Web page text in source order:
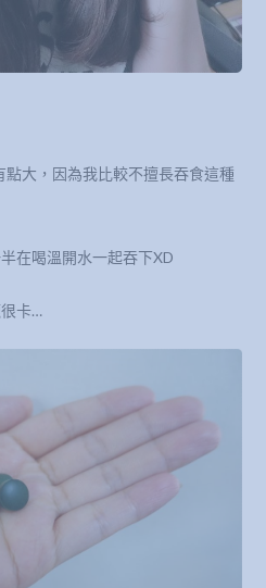
大，因為我比較不擅長吞食這種
在喝溫開水一起吞下XD
卡…